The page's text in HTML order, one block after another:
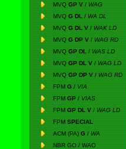
MVQ GP V / WAG
MVQ G DL / WA DL
MVQ G DL V / WAK LD
MVQ G DP V / WAG RD
MVQ GP DL / WAS LD
MVQ GP DL V / WAG LD
MVQ GP DP V / WAG RD
FPM G / VIA
FPM GP / VIAS
FPM GP DL V / WAG LD
FPM SPECIAL
ACM (PA) G / WA
NBR GO / WAO